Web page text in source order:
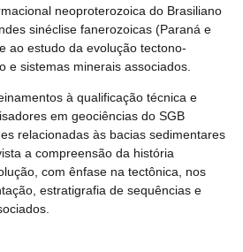
neoproterozoica do Brasiliano
sinéclise fanerozoicas (Paraná e
ao estudo da evolução tectono-
e sistemas minerais associados.
à qualificação técnica e
em geociências do SGB
relacionadas às bacias sedimentares
a compreensão da história
com ênfase na tectônica, nos
estratigrafia de sequências e